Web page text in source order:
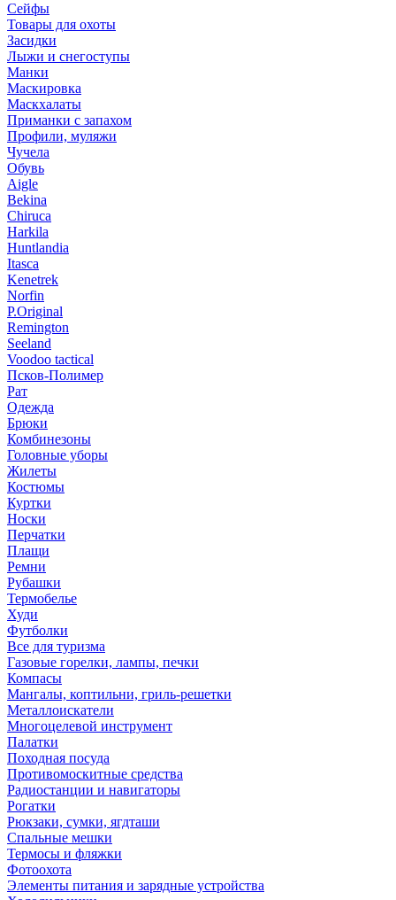
Сейфы
Товары для охоты
Засидки
Лыжи и снегоступы
Манки
Маскировка
Маскхалаты
Приманки с запахом
Профили, муляжи
Чучела
Обувь
Aigle
Bekina
Chiruсa
Harkila
Huntlandia
Itasca
Kenetrek
Norfin
P.Original
Remington
Seeland
Voodoo tactical
Псков-Полимер
Рат
Одежда
Брюки
Комбинезоны
Головные уборы
Жилеты
Костюмы
Куртки
Носки
Перчатки
Плащи
Ремни
Рубашки
Термобелье
Худи
Футболки
Все для туризма
Газовые горелки, лампы, печки
Компасы
Мангалы, коптильни, гриль-решетки
Металлоискатели
Многоцелевой инструмент
Палатки
Походная посуда
Противомоскитные средства
Радиостанции и навигаторы
Рогатки
Рюкзаки, сумки, ягдташи
Спальные мешки
Термосы и фляжки
Фотоохота
Элементы питания и зарядные устройства